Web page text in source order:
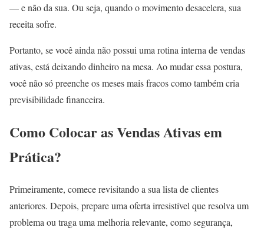
— e não da sua. Ou seja, quando o movimento desacelera, sua
receita sofre.
Portanto, se você ainda não possui uma rotina interna de vendas
ativas, está deixando dinheiro na mesa. Ao mudar essa postura,
você não só preenche os meses mais fracos como também cria
previsibilidade financeira.
Como Colocar as Vendas Ativas em
Prática?
Primeiramente, comece revisitando a sua lista de clientes
anteriores. Depois, prepare uma oferta irresistível que resolva um
problema ou traga uma melhoria relevante, como segurança,